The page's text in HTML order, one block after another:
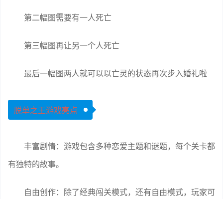
第二幅图需要有一人死亡
第三幅图再让另一个人死亡
最后一幅图两人就可以以亡灵的状态再次步入婚礼啦
脱单之王游戏亮点
丰富剧情：游戏包含多种恋爱主题和谜题，每个关卡都
有独特的故事。
自由创作：除了经典闯关模式，还有自由模式，玩家可